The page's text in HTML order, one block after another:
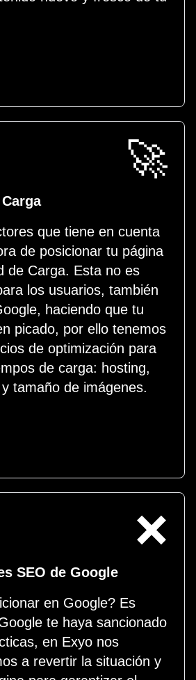
🚀
que tiene en cuenta
de posicionar tu página
de Carga. Esta no es
los usuarios, también
haciendo que tu
picado, por ello tenemos
de optimización para
de carga: hosting,
tamaño de imágenes.
❌
SEO de Google
en Google? Es
te haya sancionado
en Exyo nos
a revertir la situación y